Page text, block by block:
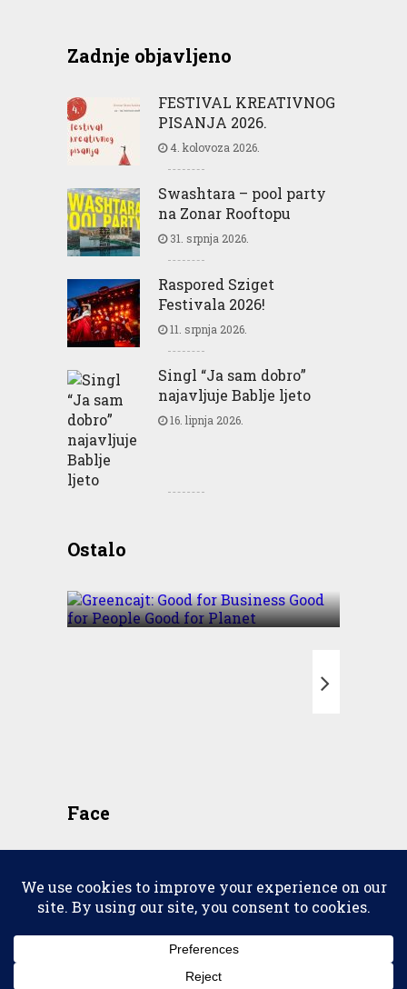
Zadnje objavljeno
FESTIVAL KREATIVNOG
PISANJA 2026.
4. kolovoza 2026.
Swashtara – pool party
na Zonar Rooftopu
31. srpnja 2026.
Raspored Sziget
Festivala 2026!
11. srpnja 2026.
Singl “Ja sam dobro”
najavljuje Bablje ljeto
16. lipnja 2026.
OstaloBusiness Good for People
Face